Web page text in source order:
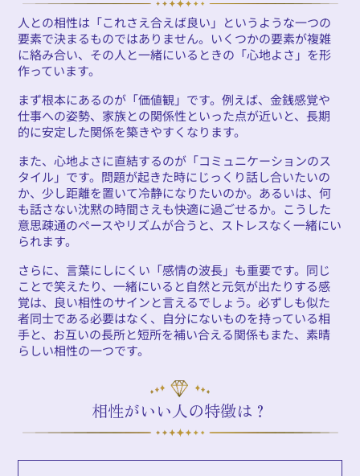
人との相性は「これさえ合えば良い」というような一つの
要素で決まるものではありません。いくつかの要素が複雑
に絡み合い、その人と一緒にいるときの「心地よさ」を形
作っています。
まず根本にあるのが「価値観」です。例えば、金銭感覚や
仕事への姿勢、家族との関係性といった点が近いと、長期
的に安定した関係を築きやすくなります。
また、心地よさに直結するのが「コミュニケーションのス
タイル」です。問題が起きた時にじっくり話し合いたいの
か、少し距離を置いて冷静になりたいのか。あるいは、何
も話さない沈黙の時間さえも快適に過ごせるか。こうした
意思疎通のペースやリズムが合うと、ストレスなく一緒にい
られます。
さらに、言葉にしにくい「感情の波長」も重要です。同じ
ことで笑えたり、一緒にいると自然と元気が出たりする感
覚は、良い相性のサインと言えるでしょう。必ずしも似た
者同士である必要はなく、自分にないものを持っている相
手と、お互いの長所と短所を補い合える関係もまた、素晴
らしい相性の一つです。
相性がいい人の特徴は？